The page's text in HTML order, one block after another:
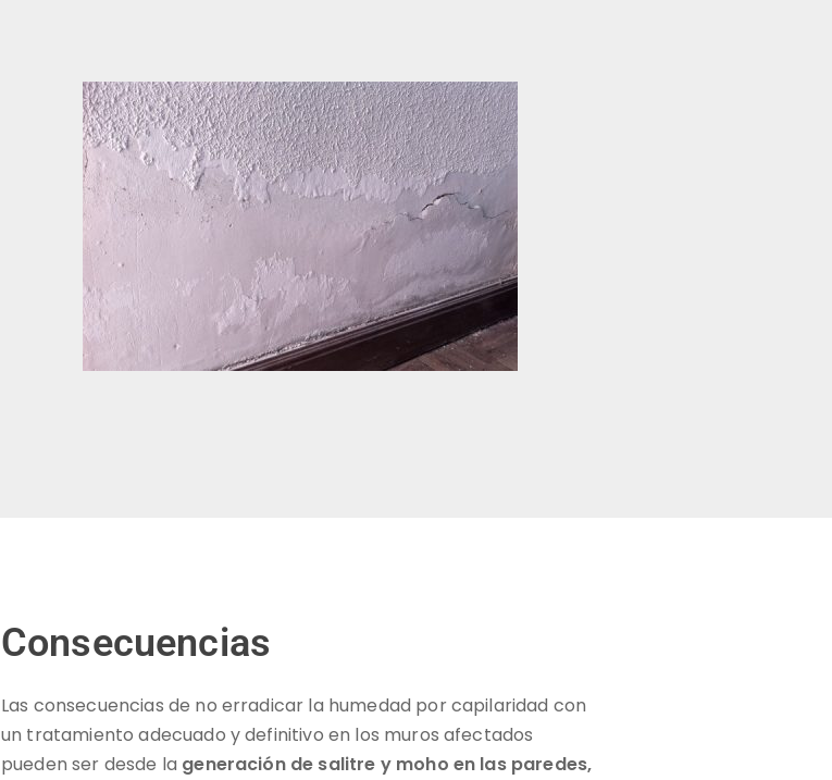
Consecuencias
Las consecuencias de no erradicar la humedad por capilaridad con
un tratamiento adecuado y definitivo en los muros afectados
pueden ser desde la generación de salitre y moho en las paredes,